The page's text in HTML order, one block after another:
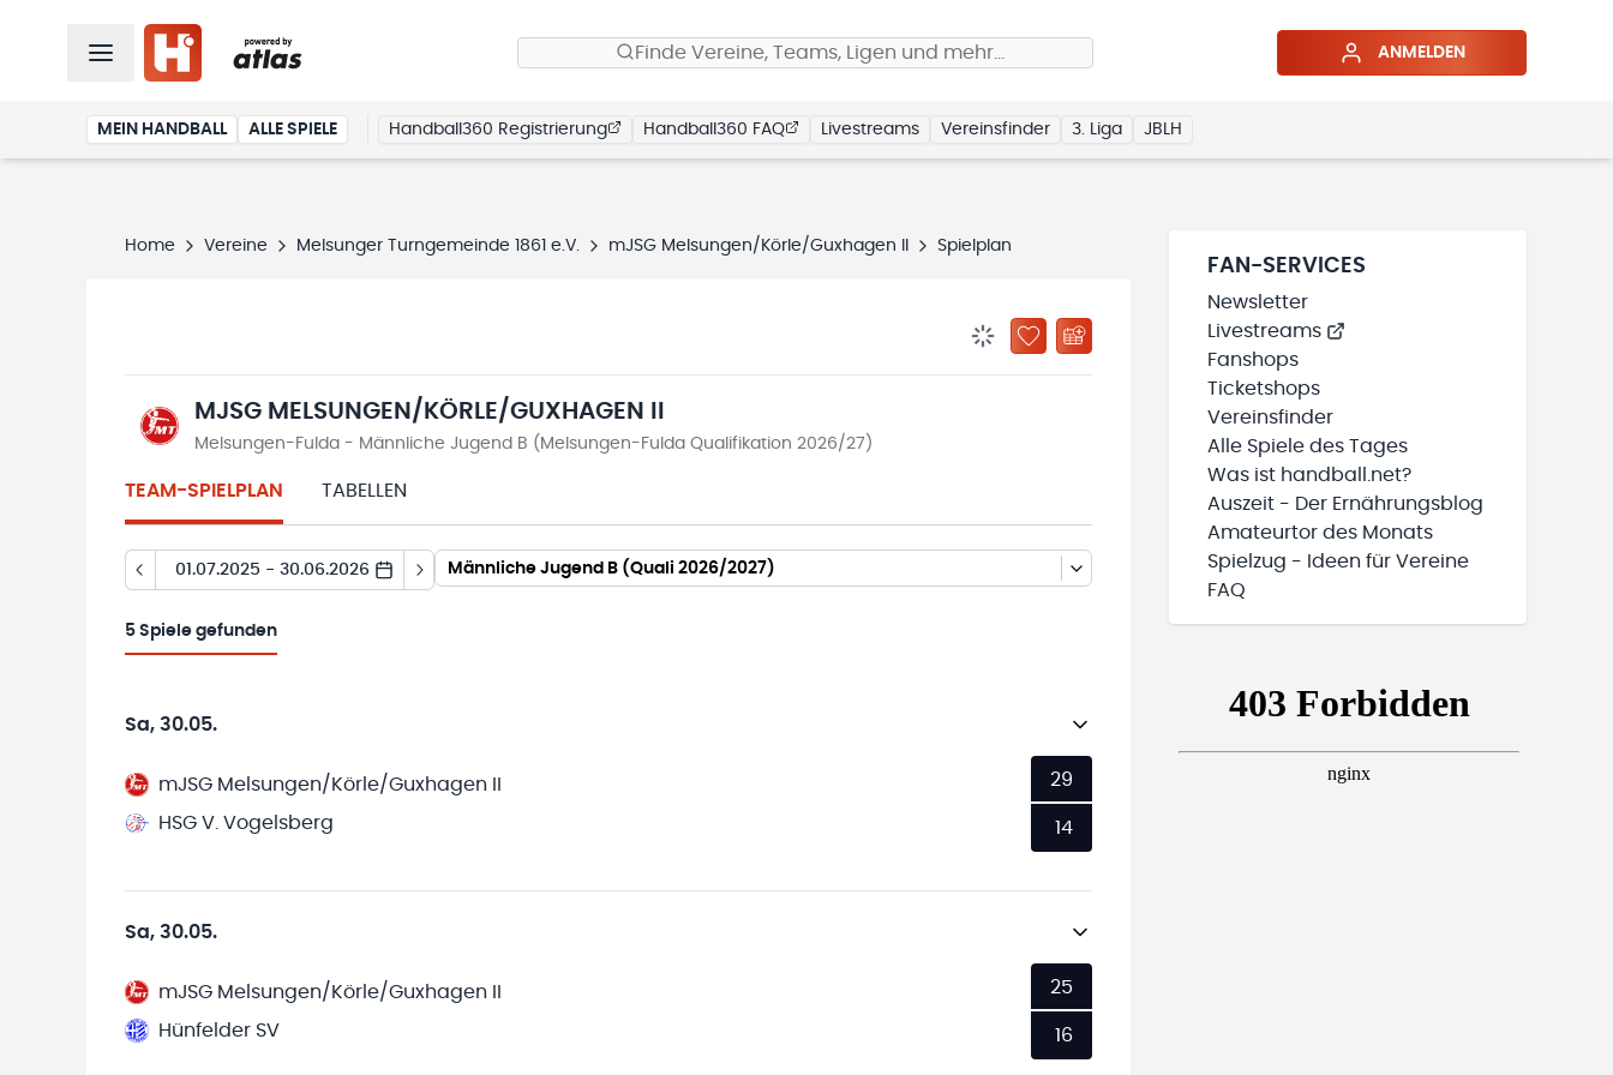
Finde Vereine, Teams, Ligen und mehr… ANMELDEN
MEIN HANDBALL ALLE SPIELE Handball360 Registrierung Handball360 FAQ Livestreams Vereinsfinder 3. Liga JBLH
Home Vereine Melsunger Turngemeinde 1861 e.V. mJSG Melsungen/Körle/Guxhagen II Spielplan
BENACHRICHTIGUNGSSTATUS WIRD GELADEN
ZU „MEINE TEAMS“ HINZUFÜGEN
MJSG MELSUNGEN/KÖRLE/GUXHAGEN II
Melsungen-Fulda - Männliche Jugend B (Melsungen-Fulda Qualifikation 2026/27)
TEAM-SPIELPLAN TABELLEN
01.07.2025 - 30.06.2026 Männliche Jugend B (Quali 2026/2027)
5 Spiele gefunden
Sa, 30.05.
mJSG Melsungen/Körle/Guxhagen II
HSG V. Vogelsberg
29
14
Sa, 30.05.
mJSG Melsungen/Körle/Guxhagen II
Hünfelder SV
25
16
FAN-SERVICES
Newsletter
Livestreams
Fanshops
Ticketshops
Vereinsfinder
Alle Spiele des Tages
Was ist handball.net?
Auszeit - Der Ernährungsblog
Amateurtor des Monats
Spielzug - Ideen für Vereine
FAQ